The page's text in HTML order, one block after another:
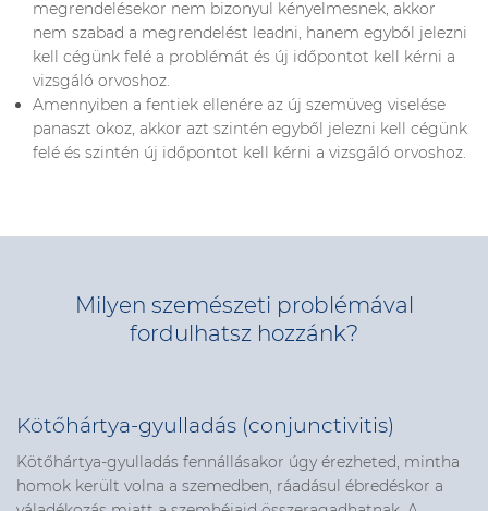
megrendelésekor nem bizonyul kényelmesnek, akkor
nem szabad a megrendelést leadni, hanem egyből jelezni
kell cégünk felé a problémát és új időpontot kell kérni a
vizsgáló orvoshoz.
Amennyiben a fentiek ellenére az új szemüveg viselése
panaszt okoz, akkor azt szintén egyből jelezni kell cégünk
felé és szintén új időpontot kell kérni a vizsgáló orvoshoz.
Milyen szemészeti problémával
fordulhatsz hozzánk?
Kötőhártya-gyulladás (conjunctivitis)
Kötőhártya-gyulladás fennállásakor úgy érezheted, mintha
homok került volna a szemedben, ráadásul ébredéskor a